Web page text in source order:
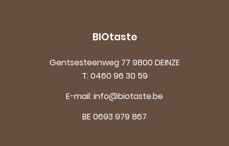
BIOtaste
Gentsesteenweg 77 9800 DEINZE
T:0460 96 30 59
E-mail:info@biotaste.be
BE 0693 979 867